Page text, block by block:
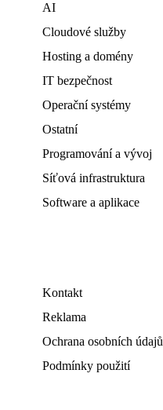
AI
Cloudové služby
Hosting a domény
IT bezpečnost
Operační systémy
Ostatní
Programování a vývoj
Síťová infrastruktura
Software a aplikace
Kontakt
Reklama
Ochrana osobních údajů
Podmínky použití